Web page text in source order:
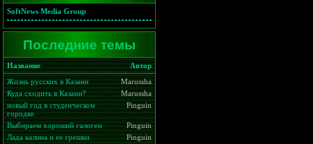
SoftNews Media Group
Последние темы
Название
Автор
Жизнь русских в Казани
Marussha
Куда сходить в Казани?
Marussha
новый год в студенческом
городке
Pinguin
Выбираем хороший галоген
Pinguin
Лада калина и ее грешки
Pinguin